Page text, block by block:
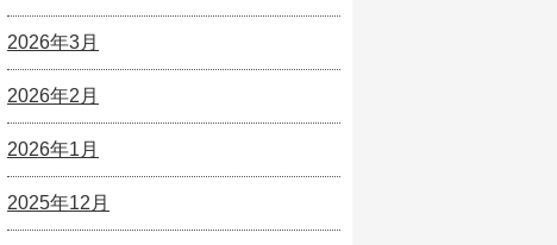
2026年3月
2026年2月
2026年1月
2025年12月